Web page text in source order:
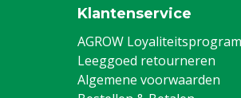
Klantenservice
AGROW
Leeggoed retourneren
Algemene voorwaarden